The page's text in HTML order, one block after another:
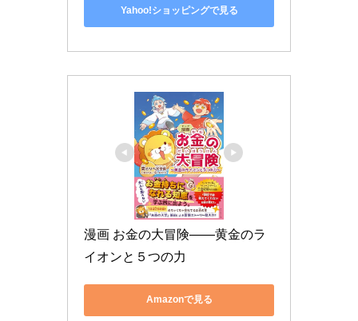
Yahoo!ショッピングで見る
漫画 お金の大冒険――黄金のラ
イオンと５つの力
Amazonで見る